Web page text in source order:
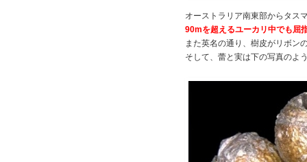
オーストラリア南東部からタス
90mを超えるユーカリ中でも屈
また英名の通り、樹皮がリボン
そして、蕾と実は下の写真のよ